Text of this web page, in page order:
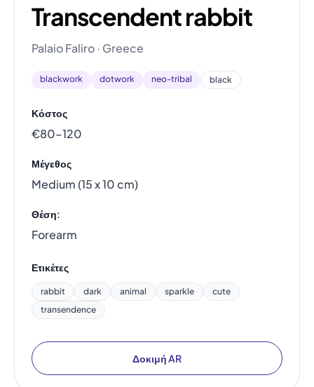
Transcendent rabbit
Palaio Faliro · Greece
blackwork dotwork neo-tribal black
Κόστος
€80–120
Μέγεθος
Medium (15 x 10 cm)
Θέση:
Forearm
Ετικέτες
rabbit dark animal sparkle
cute
transendence
Δοκιμή AR